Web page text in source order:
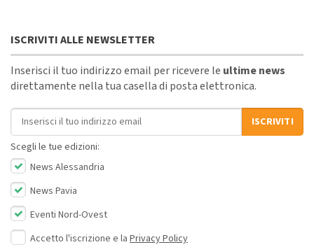
ISCRIVITI ALLE NEWSLETTER
Inserisci il tuo indirizzo email per ricevere le ultime news
direttamente nella tua casella di posta elettronica.
Indirizzo email
ISCRIVITI
Scegli le tue edizioni:
News Alessandria
News Pavia
Eventi Nord-Ovest
Accetto l'iscrizione e la Privacy Policy